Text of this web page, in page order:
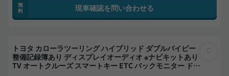
無
料
現車確認を問い合わせる
トヨタ カローラツーリング ハイブリッド ダブルバイビー
整備記録簿あり ディスプレイオーディオ ※ナビキットあり
TV オートクルーズ スマートキー ETC バックモニター ドラ